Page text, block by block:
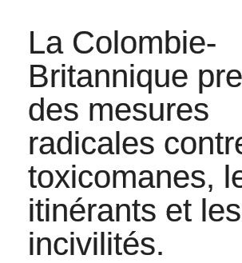
La Colombie-
Britannique
des mesures
radicales
toxicomanes,
itinérants et les
incivilités.